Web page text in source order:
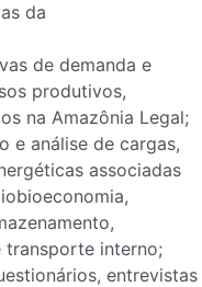
da
de demanda e
produtivos,
na Amazônia Legal;
e análise de cargas,
associadas
interno;
entrevistas